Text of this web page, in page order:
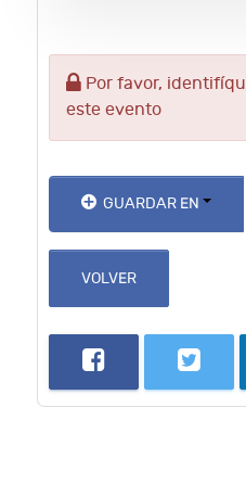
Por favor,
este evento
GUARDAR EN
VOLVER